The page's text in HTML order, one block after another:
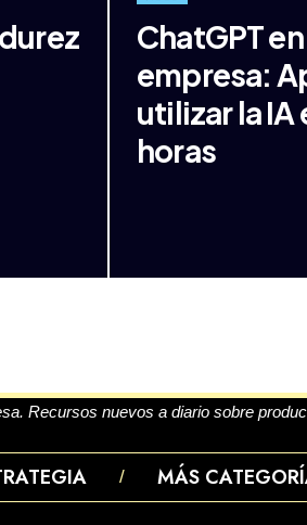
ChatGPT
empresa:
utilizar la IA
horas
Recursos nuevos a diario sobre
MÁS